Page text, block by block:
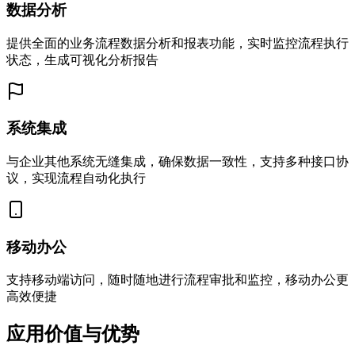
数据分析
提供全面的业务流程数据分析和报表功能，实时监控流程执行
状态，生成可视化分析报告
系统集成
与企业其他系统无缝集成，确保数据一致性，支持多种接口协
议，实现流程自动化执行
移动办公
支持移动端访问，随时随地进行流程审批和监控，移动办公更
高效便捷
应用价值与优势